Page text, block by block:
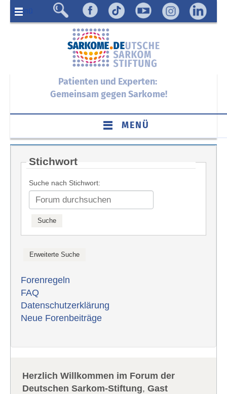
Menü
Patienten und Experten:
Gemeinsam gegen Sarkome!
MENÜ
Stichwort
Suche nach Stichwort:
Forenregeln
FAQ
Datenschutzerklärung
Neue Forenbeiträge
Herzlich Willkommen im Forum der
Deutschen Sarkom-Stiftung,Gast